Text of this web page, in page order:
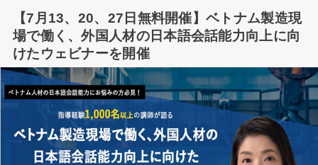
【7⽉13、20、27日無料開催】ベトナム製造現
場で働く、外国人材の日本語会話能力向上に向
けたウェビナーを開催